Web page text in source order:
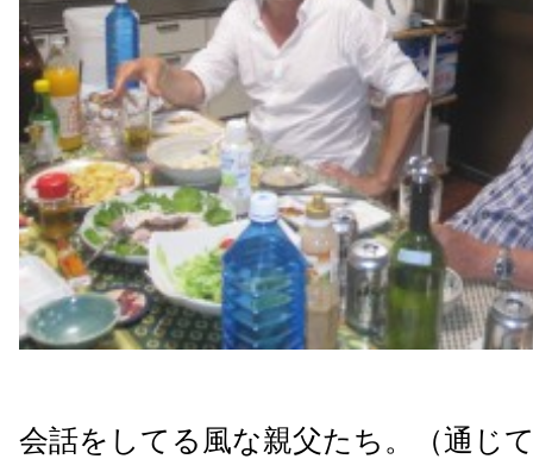
会話をしてる風な親父たち。（通じ